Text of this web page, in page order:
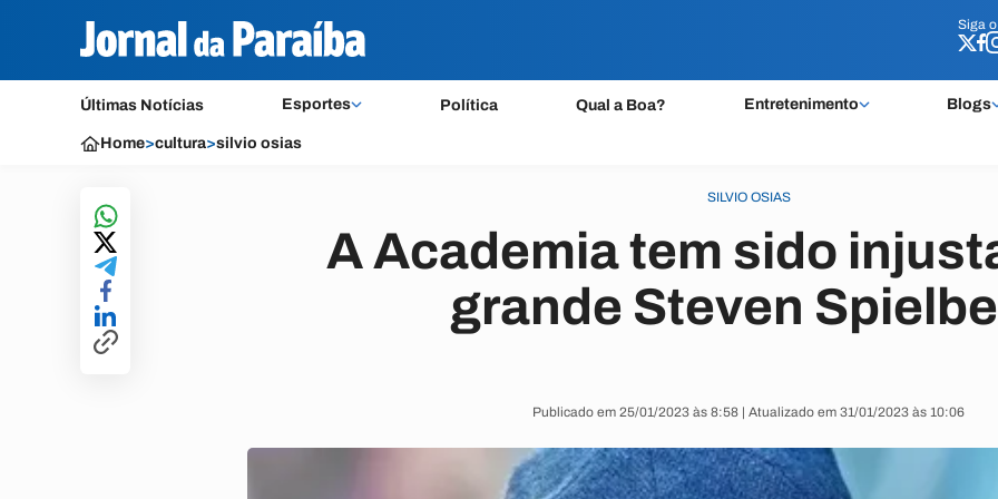
Siga o
Últimas Notícias Esportes Política Qual a Boa? Entretenimento Blogs
Siga o
Home>cultura>silvio osias
SILVIO OSIAS
A Academia tem sido
grande Steven
Publicado em 25/01/2023 às 8:58 | Atualizado em 31/01/2023 às 10:06